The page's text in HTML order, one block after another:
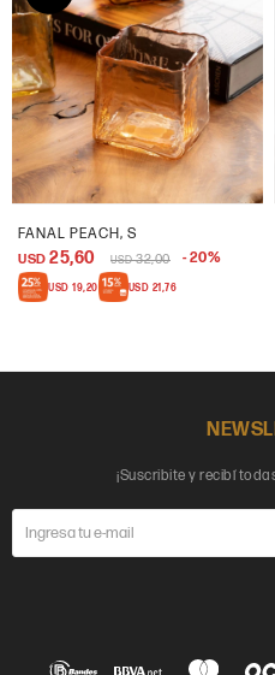
FANAL PEACH, S
USD 25,60 USD 32,00 20
USD 19,20 USD 21,76
¡Suscribite y recibí